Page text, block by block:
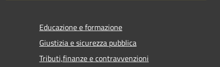
Educazione e formazione
Giustizia e sicurezza pubblica
Tributi,finanze e contravvenzioni